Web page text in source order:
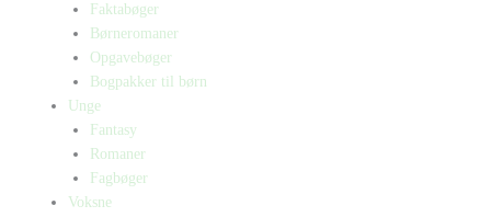
Faktabøger
Børneromaner
Opgavebøger
Bogpakker til børn
Unge
Fantasy
Romaner
Fagbøger
Voksne